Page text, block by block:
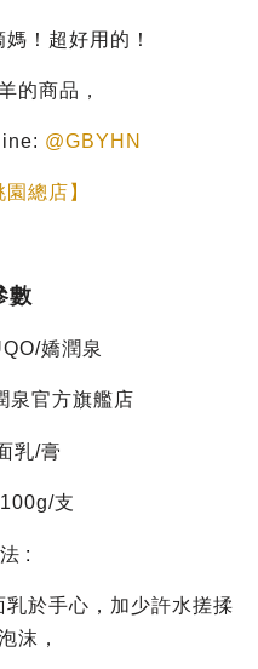
！超好用的！
的商品，
@GBYHN
園總店】
數
嬌潤泉
泉官方旗艦店
乳/膏
支
:
於手心，加少許水搓揉
沫，